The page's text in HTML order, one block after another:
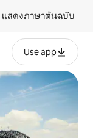
แสดงภาษาต้นฉบับ
Use app